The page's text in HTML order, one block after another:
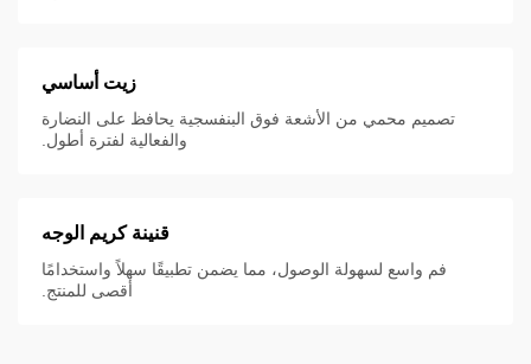
زيت أساسي
تصميم محمي من الأشعة فوق البنفسجية يحافظ على النضارة
والفعالية لفترة أطول.
قنينة كريم الوجه
فم واسع لسهولة الوصول، مما يضمن تطبيقًا سهلاً واستخدامًا
أقصى للمنتج.